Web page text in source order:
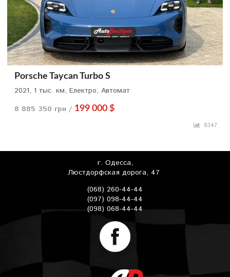
Porsche Taycan Turbo S
2021, 1 тыс. км, Електро, Автомат
8 885 350 грн / 199 000 $
8347
г. Одесса,
Люстдорфская дорога, 47
(068) 260-44-44
(097) 098-44-44
(098) 068-44-44